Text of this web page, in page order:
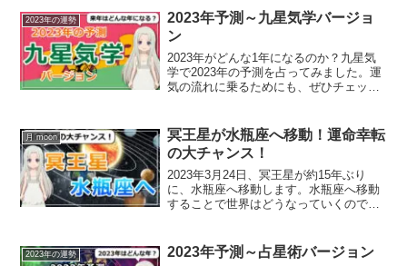
2023年の運勢
2023年予測～九星気学バージョ
ン
2023年がどんな1年になるのか？九星気
学で2023年の予測を占ってみました。運
気の流れに乗るためにも、ぜひチェック
月 moon
冥王星が水瓶座へ移動！運命幸転
の大チャンス！
2023年3月24日、冥王星が約15年ぶり
に、水瓶座へ移動します。水瓶座へ移動
することで世界はどうなっていくのでし
2023年の運勢 2023年予測～占星術バージョン